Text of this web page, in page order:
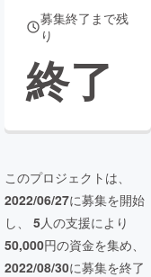
募集終了まで残
り
終了
このプロジェクトは、
2022/06/27に募集を開始
し、 5人の支援により
50,000円の資金を集め、
2022/08/30に募集を終了